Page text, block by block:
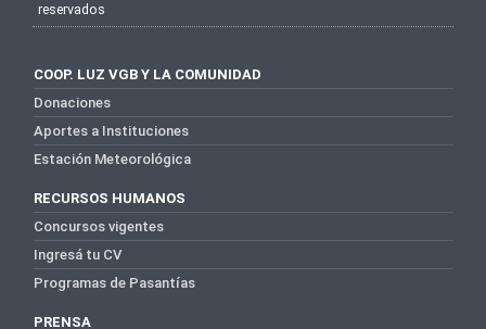
reservados
COOP. LUZ VGB Y LA COMUNIDAD
Donaciones
Aportes a Instituciones
Estación Meteorológica
RECURSOS HUMANOS
Concursos vigentes
Ingresá tu CV
Programas de Pasantías
PRENSA